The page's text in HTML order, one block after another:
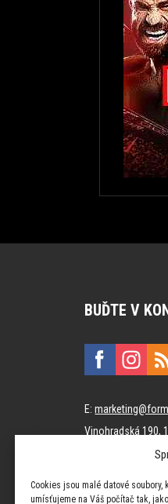
Cookies jsou malé datové
umísťujeme na Váš počítač tak,
BUĎTE V
E:
Vinohradská 190,